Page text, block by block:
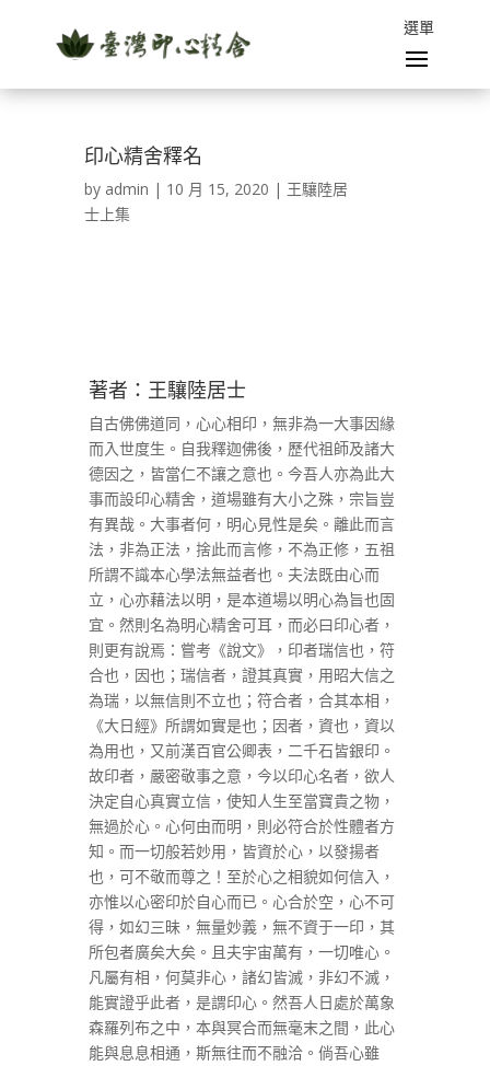
印心精舍釋名
by admin | 10 月 15, 2020 | 王驤陸居
士上集
著者：王驤陸居士
自古佛佛道同，心心相印，無非為一大事因緣
而入世度生。自我釋迦佛後，歷代祖師及諸大
德因之，皆當仁不讓之意也。今吾人亦為此大
事而設印心精舍，道場雖有大小之殊，宗旨豈
有異哉。大事者何，明心見性是矣。離此而言
法，非為正法，捨此而言修，不為正修，五祖
所謂不識本心學法無益者也。夫法既由心而
立，心亦藉法以明，是本道場以明心為旨也固
宜。然則名為明心精舍可耳，而必曰印心者，
則更有說焉：嘗考《說文》，印者瑞信也，符
合也，因也；瑞信者，證其真實，用昭大信之
為瑞，以無信則不立也；符合者，合其本相，
《大日經》所謂如實是也；因者，資也，資以
為用也，又前漢百官公卿表，二千石皆銀印。
故印者，嚴密敬事之意，今以印心名者，欲人
決定自心真實立信，使知人生至當寶貴之物，
無過於心。心何由而明，則必符合於性體者方
知。而一切般若妙用，皆資於心，以發揚者
也，可不敬而尊之！至於心之相貌如何信入，
亦惟以心密印於自心而已。心合於空，心不可
得，如幻三昧，無量妙義，無不資于一印，其
所包者廣矣大矣。且夫宇宙萬有，一切唯心。
凡屬有相，何莫非心，諸幻皆滅，非幻不滅，
能實證乎此者，是謂印心。然吾人日處於萬象
森羅列布之中，本與冥合而無毫末之間，此心
能與息息相通，斯無往而不融洽。倘吾心雖